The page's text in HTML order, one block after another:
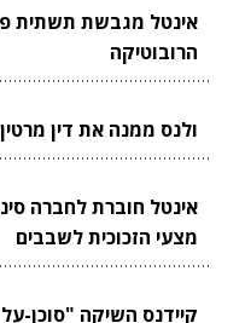
אינטל מגבשת תשתית
הרובוטיקה
ולנס ממנה את דין
אינטל חוברת לחברה
מצעי הזכוכית לשבבים
קיידנס השיקה "סוכן-